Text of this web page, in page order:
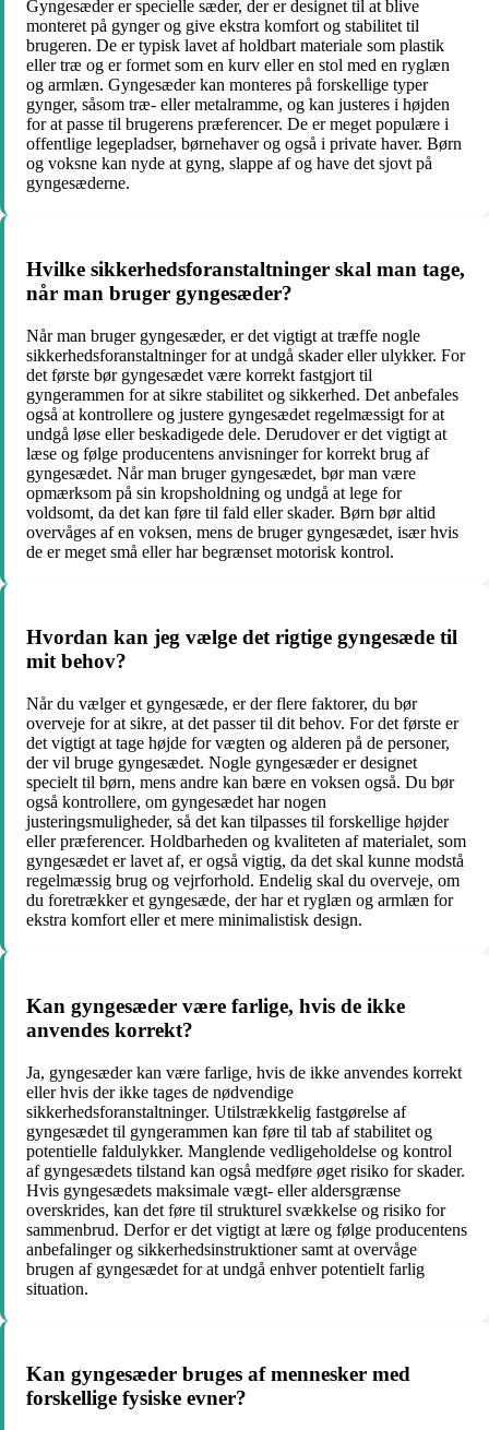
Gyngesæder er specielle sæder, der er designet til at blive
monteret på gynger og give ekstra komfort og stabilitet til
brugeren. De er typisk lavet af holdbart materiale som plastik
eller træ og er formet som en kurv eller en stol med en ryglæn
og armlæn. Gyngesæder kan monteres på forskellige typer
gynger, såsom træ- eller metalramme, og kan justeres i højden
for at passe til brugerens præferencer. De er meget populære i
offentlige legepladser, børnehaver og også i private haver. Børn
og voksne kan nyde at gyng, slappe af og have det sjovt på
gyngesæderne.
Hvilke sikkerhedsforanstaltninger skal man tage,
når man bruger gyngesæder?
Når man bruger gyngesæder, er det vigtigt at træffe nogle
sikkerhedsforanstaltninger for at undgå skader eller ulykker. For
det første bør gyngesædet være korrekt fastgjort til
gyngerammen for at sikre stabilitet og sikkerhed. Det anbefales
også at kontrollere og justere gyngesædet regelmæssigt for at
undgå løse eller beskadigede dele. Derudover er det vigtigt at
læse og følge producentens anvisninger for korrekt brug af
gyngesædet. Når man bruger gyngesædet, bør man være
opmærksom på sin kropsholdning og undgå at lege for
voldsomt, da det kan føre til fald eller skader. Børn bør altid
overvåges af en voksen, mens de bruger gyngesædet, især hvis
de er meget små eller har begrænset motorisk kontrol.
Hvordan kan jeg vælge det rigtige gyngesæde til
mit behov?
Når du vælger et gyngesæde, er der flere faktorer, du bør
overveje for at sikre, at det passer til dit behov. For det første er
det vigtigt at tage højde for vægten og alderen på de personer,
der vil bruge gyngesædet. Nogle gyngesæder er designet
specielt til børn, mens andre kan bære en voksen også. Du bør
også kontrollere, om gyngesædet har nogen
justeringsmuligheder, så det kan tilpasses til forskellige højder
eller præferencer. Holdbarheden og kvaliteten af materialet, som
gyngesædet er lavet af, er også vigtig, da det skal kunne modstå
regelmæssig brug og vejrforhold. Endelig skal du overveje, om
du foretrækker et gyngesæde, der har et ryglæn og armlæn for
ekstra komfort eller et mere minimalistisk design.
Kan gyngesæder være farlige, hvis de ikke
anvendes korrekt?
Ja, gyngesæder kan være farlige, hvis de ikke anvendes korrekt
eller hvis der ikke tages de nødvendige
sikkerhedsforanstaltninger. Utilstrækkelig fastgørelse af
gyngesædet til gyngerammen kan føre til tab af stabilitet og
potentielle faldulykker. Manglende vedligeholdelse og kontrol
af gyngesædets tilstand kan også medføre øget risiko for skader.
Hvis gyngesædets maksimale vægt- eller aldersgrænse
overskrides, kan det føre til strukturel svækkelse og risiko for
sammenbrud. Derfor er det vigtigt at lære og følge producentens
anbefalinger og sikkerhedsinstruktioner samt at overvåge
brugen af gyngesædet for at undgå enhver potentielt farlig
situation.
Kan gyngesæder bruges af mennesker med
forskellige fysiske evner?